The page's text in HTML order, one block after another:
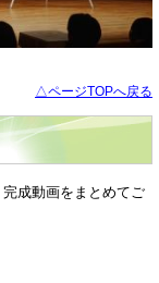
△ページTOPへ戻る
成動画をまとめてご